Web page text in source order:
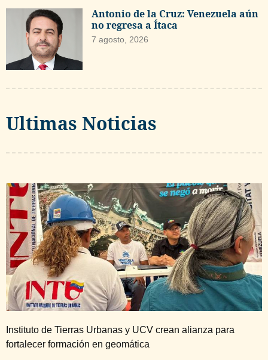
Antonio de la Cruz: Venezuela aún
no regresa a Ítaca
7 agosto, 2026
Ultimas Noticias
Instituto de Tierras Urbanas y UCV crean alianza para
fortalecer formación en geomática